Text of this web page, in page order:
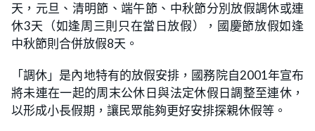
天，元旦、清明節、端午節、中秋節分別放假調休或連
休3天（如逢周三則只在當日放假），國慶節放假如逢
中秋節則合併放假8天。
「調休」是內地特有的放假安排，國務院自2001年宣布
將未連在一起的周末公休日與法定休假日調整至連休，
以形成小長假期，讓民眾能夠更好安排探親休假等。